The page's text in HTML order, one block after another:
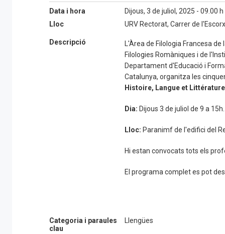
Data i hora
Dijous, 3 de juliol, 2025 - 09.00 h
Lloc
URV Rectorat, Carrer de
Descripció
L'Àrea de Filologia Francesa
Filologies Romàniques i de
Departament d'Educació i
Catalunya, organitza les
Histoire, Langue et
Dia: Dijous 3 de juliol de 9 a 15h.
Lloc: Paranimf de l'edifici del
Hi estan convocats tots els
El programa complet es pot
Categoria i paraules
clau
Llengües